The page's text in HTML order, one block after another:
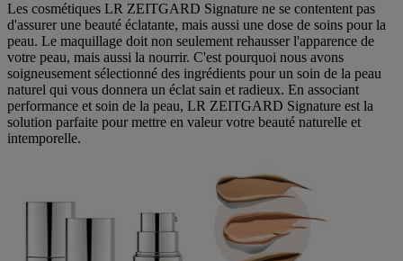
Les cosmétiques LR ZEITGARD Signature ne se contentent pas
d'assurer une beauté éclatante, mais aussi une dose de soins pour la
peau. Le maquillage doit non seulement rehausser l'apparence de
votre peau, mais aussi la nourrir. C'est pourquoi nous avons
soigneusement sélectionné des ingrédients pour un soin de la peau
naturel qui vous donnera un éclat sain et radieux. En associant
performance et soin de la peau, LR ZEITGARD Signature est la
solution parfaite pour mettre en valeur votre beauté naturelle et
intemporelle.